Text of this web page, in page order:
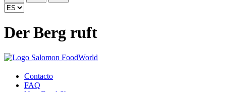
Der Berg ruft
Contacto
FAQ